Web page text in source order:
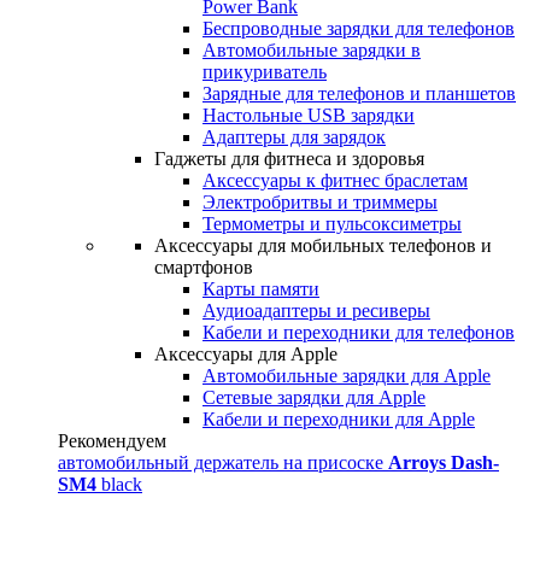
Power Bank
Беспроводные зарядки для телефонов
Автомобильные зарядки в
прикуриватель
Зарядные для телефонов и планшетов
Настольные USB зарядки
Адаптеры для зарядок
Гаджеты для фитнеса и здоровья
Аксессуары к фитнес браслетам
Электробритвы и триммеры
Термометры и пульсоксиметры
Аксессуары для мобильных телефонов и
смартфонов
Карты памяти
Аудиоадаптеры и ресиверы
Кабели и переходники для телефонов
Аксессуары для Apple
Автомобильные зарядки для Apple
Сетевые зарядки для Apple
Кабели и переходники для Apple
Рекомендуем
автомобильный держатель на присоске Arroys Dash-
SM4 black